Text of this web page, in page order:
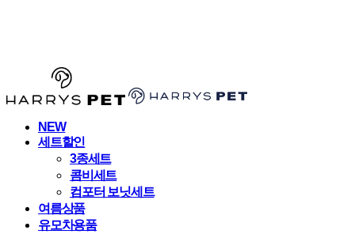
NEW
세트할인
3종세트
콤비세트
컴포터 보닛세트
여름상품
유모차용품